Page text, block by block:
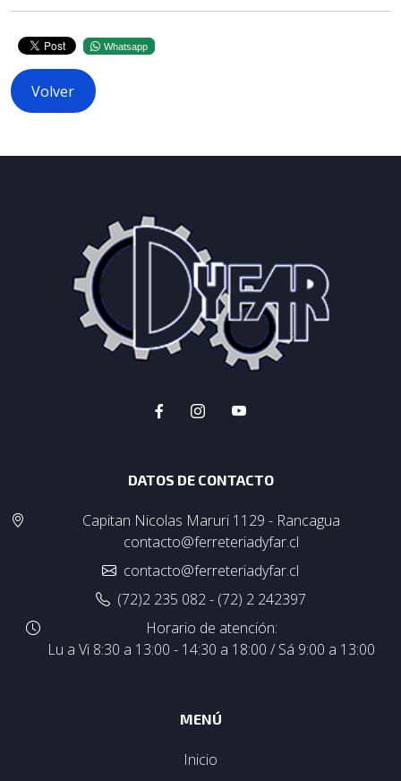
Whatsapp
Volver
DATOS DE CONTACTO
Capitan Nicolas Maruri 1129 - Rancagua
contacto@ferreteriadyfar.cl
contacto@ferreteriadyfar.cl
(72)2 235 082 - (72) 2 242397
Horario de atención:
Lu a Vi 8:30 a 13:00 - 14:30 a 18:00 / Sá 9:00 a 13:00
MENÚ
Inicio